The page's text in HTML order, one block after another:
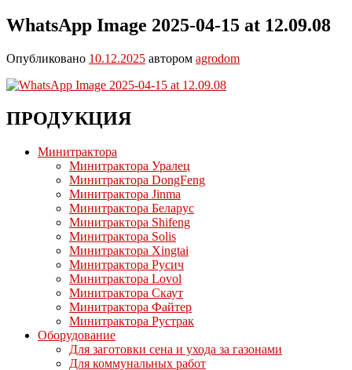
WhatsApp Image 2025-04-15 at 12.09.08
Опубликовано 10.12.2025 автором agrodom
ПРОДУКЦИЯ
Минитрактора
Минитрактора Уралец
Минитрактора DongFeng
Минитрактора Jinma
Минитрактора Беларус
Минитрактора Shifeng
Минитрактора Solis
Минитрактора Xingtai
Минитрактора Русич
Минитрактора Lovol
Минитрактора Скаут
Минитрактора Файтер
Минитрактора Рустрак
Оборудование
Для заготовки сена и ухода за газонами
Для коммунальных работ